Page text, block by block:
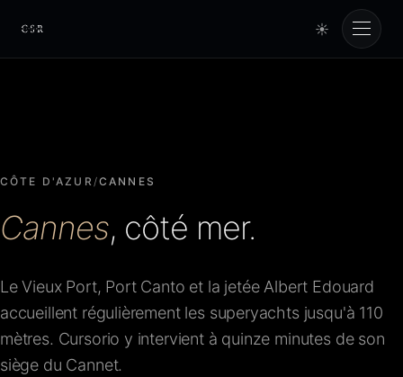
Cursorio
☀
Cursorio Manager
Tools
Insights
À propos
CÔTE D'AZUR /CANNES
Cannes, côté mer.
Le Vieux Port, Port Canto et la jetée Albert Edouard
accueillent régulièrement les superyachts jusqu'à 110
mètres. Cursorio y intervient à quinze minutes de son
siège du Cannet.